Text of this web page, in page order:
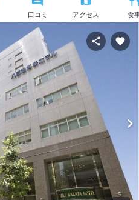
口コミ アクセス 食